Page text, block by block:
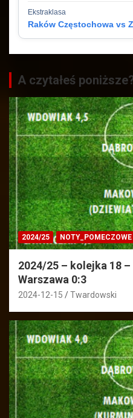
Ekstraklasa
Raków Częstochowa vs
A czytałeś
2024/25 NOTY_POMECZOWE
2024/25 – kolejka 18 –
Warszawa 0:3
2024-12-15 Twardowski